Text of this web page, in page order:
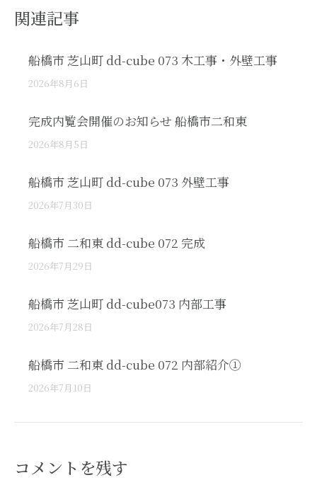
関連記事
船橋市 芝山町 dd-cube 073 木工事・外壁工事
2026年8月6日
完成内覧会開催のお知らせ 船橋市二和東
2026年8月5日
船橋市 芝山町 dd-cube 073 外壁工事
2026年7月30日
船橋市 二和東 dd-cube 072 完成
2026年7月29日
船橋市 芝山町 dd-cube073 内部工事
2026年7月28日
船橋市 二和東 dd-cube 072 内部紹介①
2026年7月10日
コメントを残す